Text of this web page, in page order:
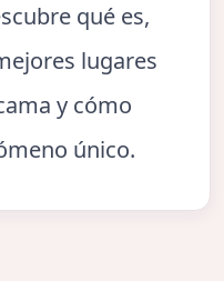
qué es,
lugares
y cómo
único.